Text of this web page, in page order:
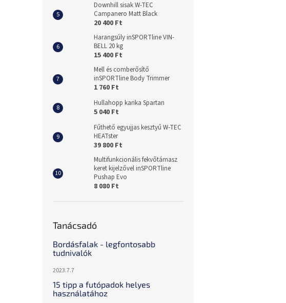
Downhill sisak W-TEC
Campanero Matt Black
20 400 Ft
Harangsúly inSPORTline VIN-
BELL 20 kg
15 400 Ft
Mell és comberősítő
inSPORTline Body Trimmer
1 760 Ft
Hullahopp karika Spartan
5 040 Ft
Fűthető egyujjas kesztyű W-TEC
HEATster
39 800 Ft
Multifunkcionális fekvőtámasz
keret kijelzővel inSPORTline
Pushap Evo
8 080 Ft
Tanácsadó
Bordásfalak - legfontosabb
tudnivalók
2023.7.7
15 tipp a futópadok helyes
használatához